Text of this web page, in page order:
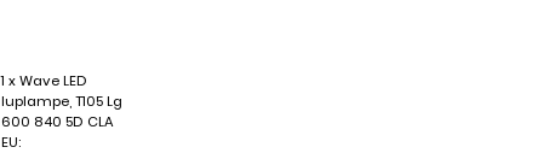
1 x Wave LED
luplampe, T105 Lg
600 840 5D CLA
EU: